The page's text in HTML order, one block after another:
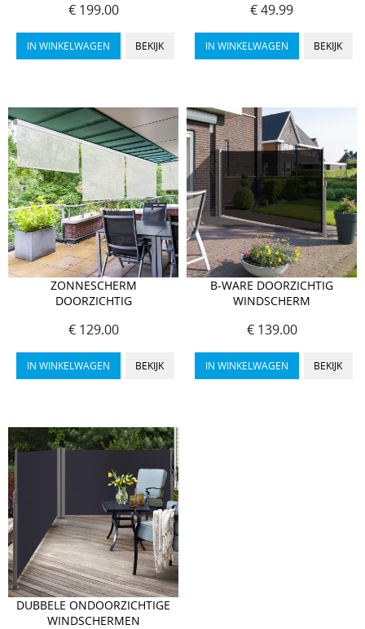
€ 199.00
IN WINKELWAGEN BEKIJK
€ 49.99
IN WINKELWAGEN BEKIJK
ZONNESCHERM
DOORZICHTIG
€ 129.00
IN WINKELWAGEN BEKIJK
B-WARE DOORZICHTIG
WINDSCHERM
€ 139.00
IN WINKELWAGEN BEKIJK
DUBBELE ONDOORZICHTIGE
WINDSCHERMEN